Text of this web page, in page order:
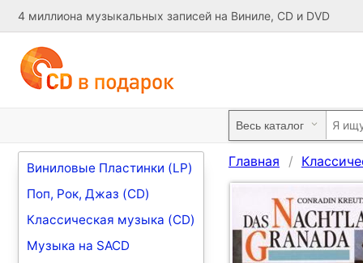
4 миллиона музыкальных записей на Виниле, CD и DVD
Виниловые Пластинки (LP)
Поп, Рок, Джаз (CD)
Классическая музыка (CD)
Музыка на SACD
Главная